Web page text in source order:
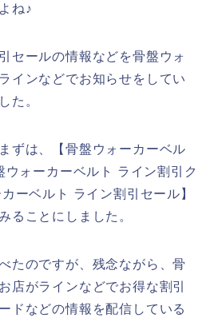
ね♪
セールの情報などを骨盤ウォ
インなどでお知らせをしてい
た。
ずは、【骨盤ウォーカーベル
ウォーカーベルト ライン割引ク
ーベルト ライン割引セール】
ることにしました。
たのですが、残念ながら、骨
店がラインなどでお得な割引
ドなどの情報を配信している